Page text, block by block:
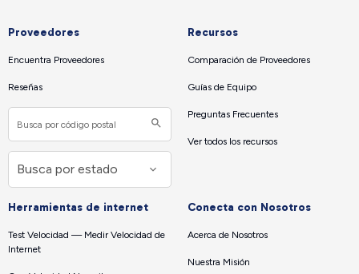
Proveedores
Encuentra Proveedores
Reseñas
Recursos
Comparación de Proveedores
Guías de Equipo
Preguntas Frecuentes
Ver todos los recursos
Herramientas de internet
Test Velocidad — Medir Velocidad de
Internet
Conecta con Nosotros
Acerca de Nosotros
Nuestra Misión